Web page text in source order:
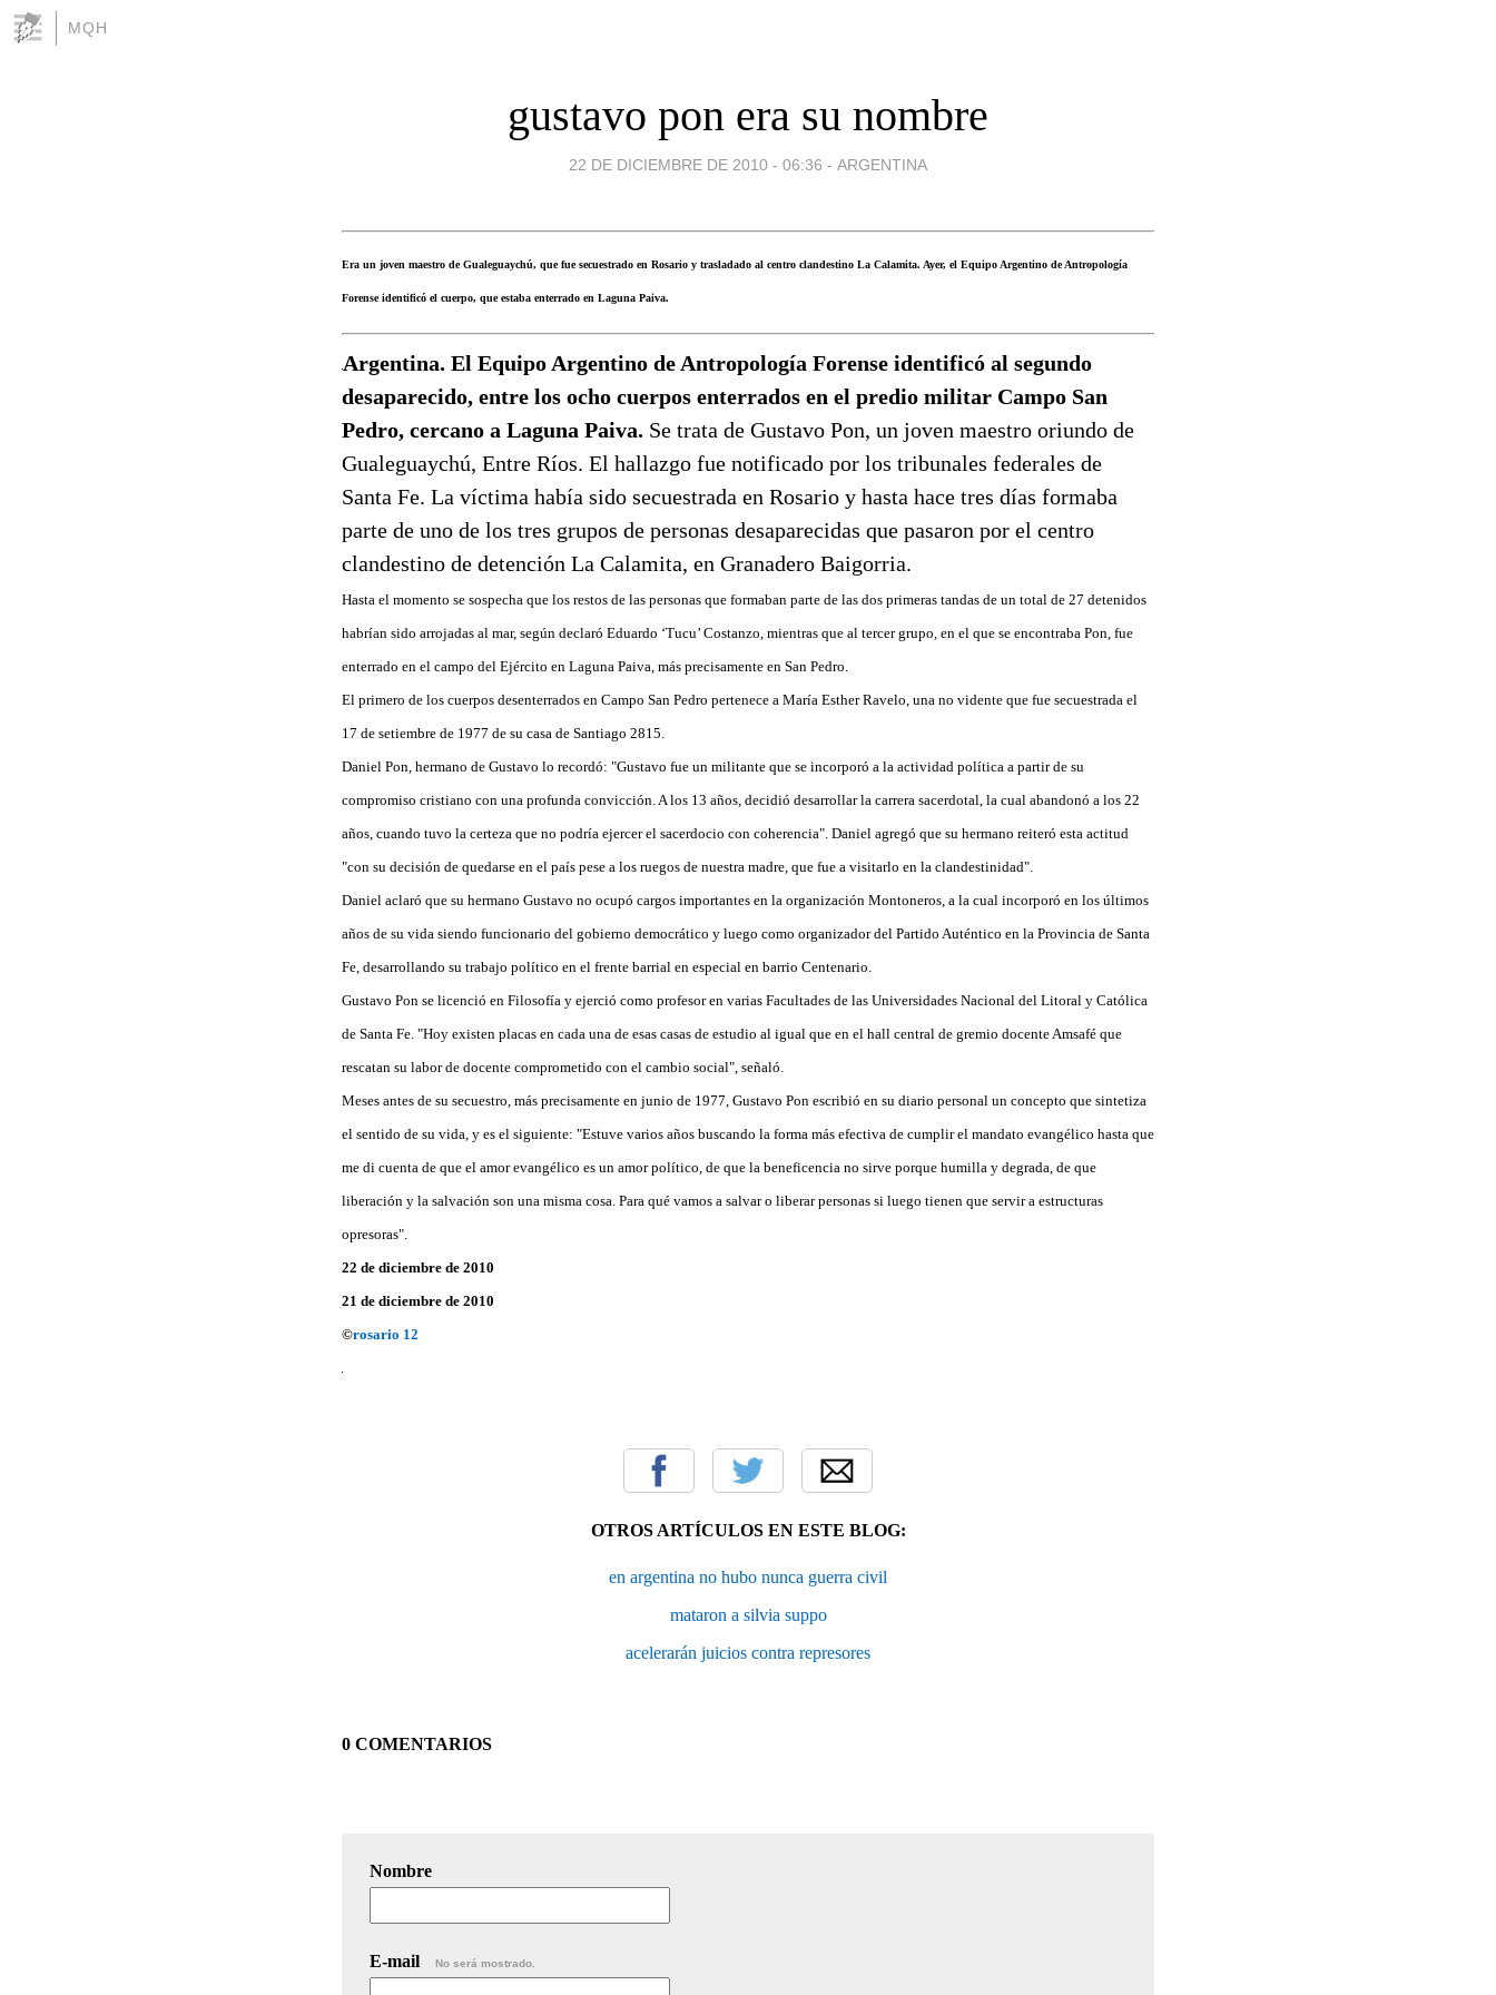
MQH
gustavo pon era su nombre
22 DE DICIEMBRE DE 2010 - 06:36 - ARGENTINA
Era un joven maestro de Gualeguaychú, que fue secuestrado en Rosario y trasladado al centro clandestino La Calamita. Ayer, el Equipo Argentino de Antropología
Forense identificó el cuerpo, que estaba enterrado en Laguna Paiva.
Argentina. El Equipo Argentino de Antropología Forense identificó al segundo
desaparecido, entre los ocho cuerpos enterrados en el predio militar Campo San
Pedro, cercano a Laguna Paiva. Se trata de Gustavo Pon, un joven maestro oriundo de
Gualeguaychú, Entre Ríos. El hallazgo fue notificado por los tribunales federales de
Santa Fe. La víctima había sido secuestrada en Rosario y hasta hace tres días formaba
parte de uno de los tres grupos de personas desaparecidas que pasaron por el centro
clandestino de detención La Calamita, en Granadero Baigorria.
Hasta el momento se sospecha que los restos de las personas que formaban parte de las dos primeras tandas de un total de 27 detenidos
habrían sido arrojadas al mar, según declaró Eduardo ‘Tucu’ Costanzo, mientras que al tercer grupo, en el que se encontraba Pon, fue
enterrado en el campo del Ejército en Laguna Paiva, más precisamente en San Pedro.
El primero de los cuerpos desenterrados en Campo San Pedro pertenece a María Esther Ravelo, una no vidente que fue secuestrada el
17 de setiembre de 1977 de su casa de Santiago 2815.
Daniel Pon, hermano de Gustavo lo recordó: "Gustavo fue un militante que se incorporó a la actividad política a partir de su
compromiso cristiano con una profunda convicción. A los 13 años, decidió desarrollar la carrera sacerdotal, la cual abandonó a los 22
años, cuando tuvo la certeza que no podría ejercer el sacerdocio con coherencia". Daniel agregó que su hermano reiteró esta actitud
"con su decisión de quedarse en el país pese a los ruegos de nuestra madre, que fue a visitarlo en la clandestinidad".
Daniel aclaró que su hermano Gustavo no ocupó cargos importantes en la organización Montoneros, a la cual incorporó en los últimos
años de su vida siendo funcionario del gobierno democrático y luego como organizador del Partido Auténtico en la Provincia de Santa
Fe, desarrollando su trabajo político en el frente barrial en especial en barrio Centenario.
Gustavo Pon se licenció en Filosofía y ejerció como profesor en varias Facultades de las Universidades Nacional del Litoral y Católica
de Santa Fe. "Hoy existen placas en cada una de esas casas de estudio al igual que en el hall central de gremio docente Amsafé que
rescatan su labor de docente comprometido con el cambio social", señaló.
Meses antes de su secuestro, más precisamente en junio de 1977, Gustavo Pon escribió en su diario personal un concepto que sintetiza
el sentido de su vida, y es el siguiente: "Estuve varios años buscando la forma más efectiva de cumplir el mandato evangélico hasta que
me di cuenta de que el amor evangélico es un amor político, de que la beneficencia no sirve porque humilla y degrada, de que
liberación y la salvación son una misma cosa. Para qué vamos a salvar o liberar personas si luego tienen que servir a estructuras
opresoras".
22 de diciembre de 2010
21 de diciembre de 2010
©rosario 12
OTROS ARTÍCULOS EN ESTE BLOG:
en argentina no hubo nunca guerra civil
mataron a silvia suppo
acelerarán juicios contra represores
0 COMENTARIOS
Nombre
E-mail No será mostrado.